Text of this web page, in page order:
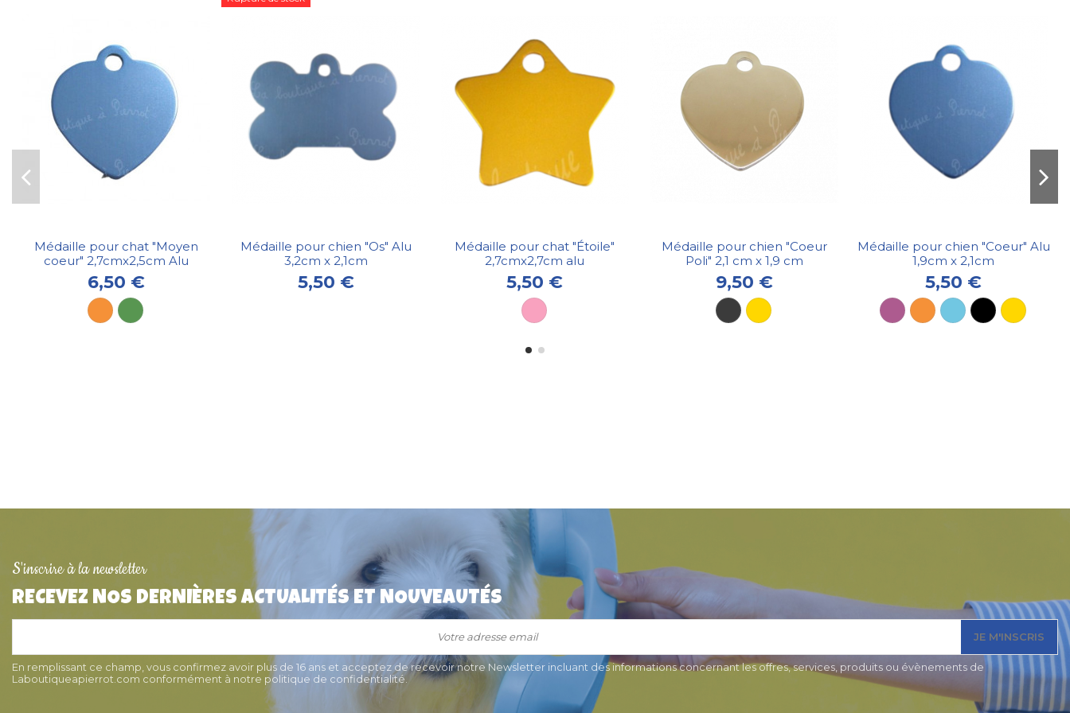
Médaille pour chat "Moyen
coeur" 2,7cmx2,5cm Alu
6,50 €
Médaille pour chien "Os" Alu
3,2cm x 2,1cm
5,50 €
Médaille pour chat "Étoile"
2,7cmx2,7cm alu
5,50 €
Médaille pour chien "Coeur
Poli" 2,1 cm x 1,9 cm
9,50 €
Médaille pour chien "Coeur" Alu
1,9cm x 2,1cm
5,50 €
Médaille pour chien "Os" Alu
Collier pour chat simple Red
Médaille pour chat "Cœur Poli"
2,1 cm x 1,9 cm
9,50 €
S'inscrire à la newsletter
RECEVEZ NOS DERNIÈRES ACTUALITÉS ET NOUVEAUTÉS
JE M'INSCRIS
En remplissant ce champ, vous confirmez avoir plus de 16 ans et acceptez de recevoir notre Newsletter incluant des informations concernant les offres, services, produits ou évènements de
Laboutiqueapierrot.com conformément à notre politique de confidentialité.